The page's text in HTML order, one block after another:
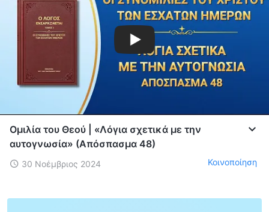
Ομιλία του Θεού | «Λόγια σχετικά με την
αυτογνωσία» (Απόσπασμα 48)
30 Νοέμβριος 2024 Κοινοποίηση